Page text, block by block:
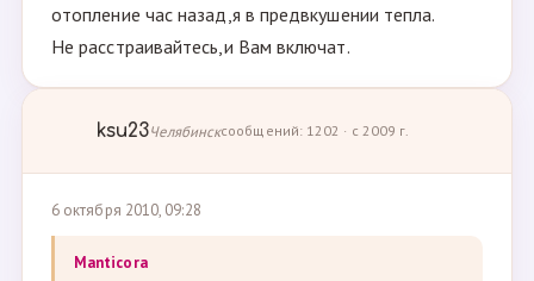
отопление час назад,я в предвкушении тепла.
Не расстраивайтесь,и Вам включат.
ksu23Челябинсксообщений: 1202 · с 2009 г.
6 октября 2010, 09:28
Manticora